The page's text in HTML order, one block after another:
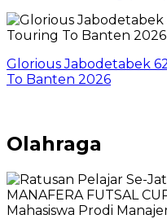
Glorious Jabodetabek
To Banten 2026
Olahraga